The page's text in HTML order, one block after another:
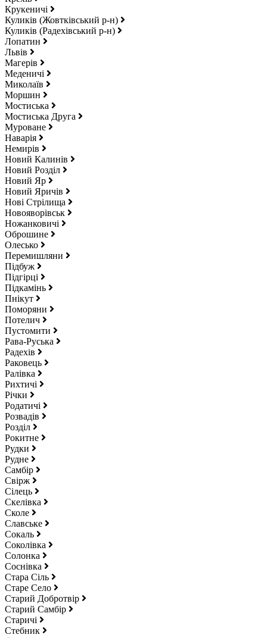
Крукеничі
Куликів (Жовтківський р-н)
Куликів (Радехівський р-н)
Лопатин
Львів
Магерів
Меденичі
Миколаїв
Моршин
Мостиська
Мостиська Друга
Муроване
Наварія
Немирів
Новий Калинів
Новий Розділ
Новий Яр
Новий Яричів
Нові Стрілища
Новояворівськ
Ножанковичі
Оброшине
Олесько
Перемишляни
Підбуж
Підгірці
Підкамінь
Пнікут
Поморяни
Потелич
Пустомити
Рава-Руська
Радехів
Раковець
Ралівка
Рихтичі
Річки
Родатичі
Розвадів
Розділ
Рокитне
Рудки
Рудне
Самбір
Свірж
Сілець
Скелівка
Сколе
Славське
Сокаль
Соколівка
Солонка
Соснівка
Стара Сіль
Старе Село
Старий Добротвір
Старий Самбір
Старичі
Стебник